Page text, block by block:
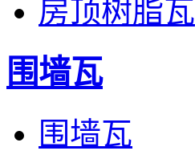
房顶树脂瓦
围墙瓦
围墙瓦